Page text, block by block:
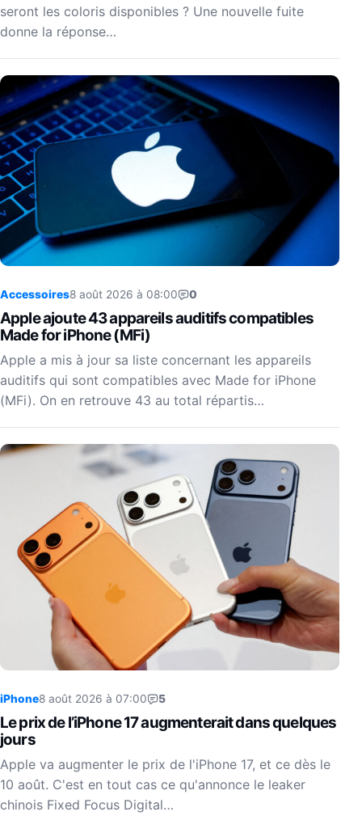
seront les coloris disponibles ? Une nouvelle fuite
donne la réponse…
Accessoires8 août 2026 à 08:00 0
Apple ajoute 43 appareils auditifs compatibles
Made for iPhone (MFi)
Apple a mis à jour sa liste concernant les appareils
auditifs qui sont compatibles avec Made for iPhone
(MFi). On en retrouve 43 au total répartis…
iPhone8 août 2026 à 07:00 5
Le prix de l’iPhone 17 augmenterait dans quelques
jours
Apple va augmenter le prix de l'iPhone 17, et ce dès le
10 août. C'est en tout cas ce qu'annonce le leaker
chinois Fixed Focus Digital…